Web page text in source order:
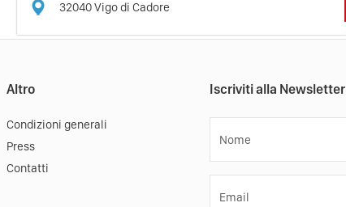
32040Vigo di Cadore
Altro
Condizioni generali
Press
Contatti
Iscriviti alla Newsletter
Nome
Email